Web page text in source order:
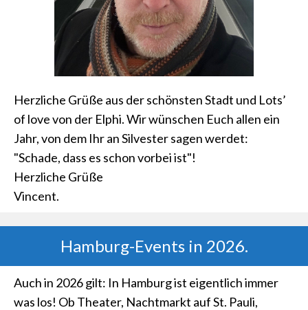
Herzliche Grüße aus der schönsten Stadt und Lots’
of love von der Elphi. Wir wünschen Euch allen ein
Jahr, von dem Ihr an Silvester sagen werdet:
"Schade, dass es schon vorbei ist"!
Herzliche Grüße
Vincent.
Hamburg-Events in 2026.
Auch in 2026 gilt: In Hamburg ist eigentlich immer
was los! Ob Theater, Nachtmarkt auf St. Pauli,